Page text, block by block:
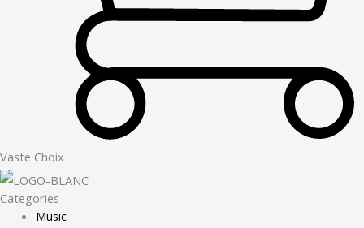
Vaste Choix
Categories
Music